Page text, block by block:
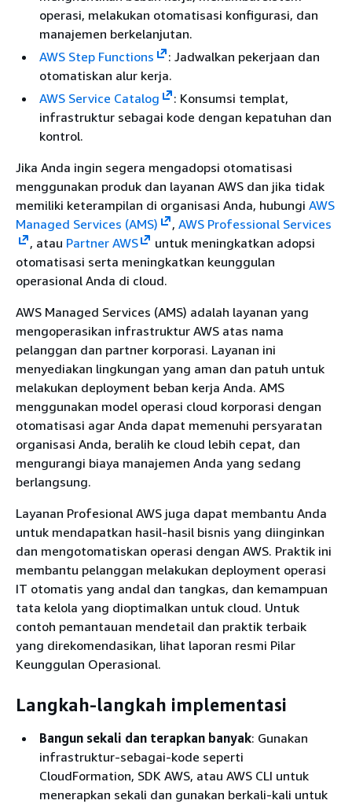
operasi, melakukan otomatisasi konfigurasi, dan
manajemen berkelanjutan.
AWS Step Functions
: Jadwalkan pekerjaan dan
otomatiskan alur kerja.
AWS Service Catalog
: Konsumsi templat,
infrastruktur sebagai kode dengan kepatuhan dan
kontrol.
Jika Anda ingin segera mengadopsi otomatisasi
menggunakan produk dan layanan AWS dan jika tidak
memiliki keterampilan di organisasi Anda, hubungi AWS
Managed Services (AMS)
, AWS Professional Services
, atau Partner AWS
untuk meningkatkan adopsi
otomatisasi serta meningkatkan keunggulan
operasional Anda di cloud.
AWS Managed Services (AMS) adalah layanan yang
mengoperasikan infrastruktur AWS atas nama
pelanggan dan partner korporasi. Layanan ini
menyediakan lingkungan yang aman dan patuh untuk
melakukan deployment beban kerja Anda. AMS
menggunakan model operasi cloud korporasi dengan
otomatisasi agar Anda dapat memenuhi persyaratan
organisasi Anda, beralih ke cloud lebih cepat, dan
mengurangi biaya manajemen Anda yang sedang
berlangsung.
Layanan Profesional AWS juga dapat membantu Anda
untuk mendapatkan hasil-hasil bisnis yang diinginkan
dan mengotomatiskan operasi dengan AWS. Praktik ini
membantu pelanggan melakukan deployment operasi
IT otomatis yang andal dan tangkas, dan kemampuan
tata kelola yang dioptimalkan untuk cloud. Untuk
contoh pemantauan mendetail dan praktik terbaik
yang direkomendasikan, lihat laporan resmi Pilar
Keunggulan Operasional.
Langkah-langkah implementasi
Bangun sekali dan terapkan banyak: Gunakan
infrastruktur-sebagai-kode seperti
CloudFormation, SDK AWS, atau AWS CLI untuk
menerapkan sekali dan gunakan berkali-kali untuk